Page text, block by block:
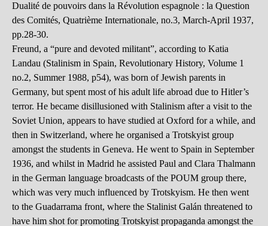
Dualité de pouvoirs dans la Révolution espagnole : la Question
des Comités, Quatrième Internationale, no.3, March-April 1937,
pp.28-30.
Freund, a “pure and devoted militant”, according to Katia
Landau (Stalinism in Spain, Revolutionary History, Volume 1
no.2, Summer 1988, p54), was born of Jewish parents in
Germany, but spent most of his adult life abroad due to Hitler’s
terror. He became disillusioned with Stalinism after a visit to the
Soviet Union, appears to have studied at Oxford for a while, and
then in Switzerland, where he organised a Trotskyist group
amongst the students in Geneva. He went to Spain in September
1936, and whilst in Madrid he assisted Paul and Clara Thalmann
in the German language broadcasts of the POUM group there,
which was very much influenced by Trotskyism. He then went
to the Guadarrama front, where the Stalinist Galán threatened to
have him shot for promoting Trotskyist propaganda amongst the